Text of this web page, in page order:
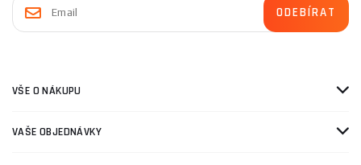
VŠE O NÁKUPU
VAŠE OBJEDNÁVKY